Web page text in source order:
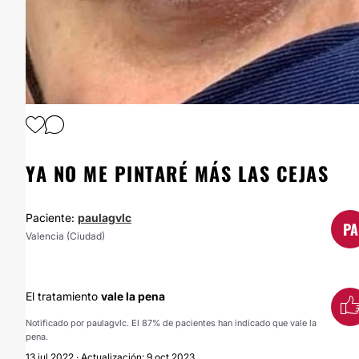
YA NO ME PINTARÉ MÁS LAS CEJAS
Paciente: paulagvlc
Valencia (Ciudad) PA
El tratamiento vale la pena
Notificado por paulagvlc. El 87% de pacientes han indicado que vale la
pena.